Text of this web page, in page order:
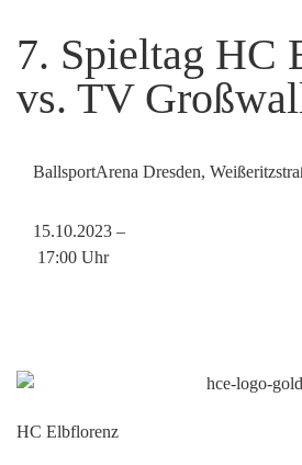
7. Spieltag HC
vs. TV
BallsportArena Dresden,
15.10.2023 –
17:00 Uhr
HC Elbflorenz